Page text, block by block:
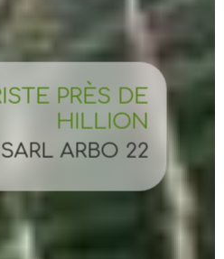
PRÈS DE
HILLION
SARL ARBO 22